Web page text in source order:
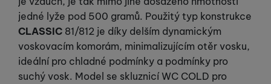
jedné lyže pod 500 gramů. Použitý typ konstrukce
CLASSIC 81/812 je díky delším dynamickým
voskovacím komorám, minimalizujícím otěr vosku,
ideální pro chladné podmínky a podmínky pro
suchý vosk. Model se skluznicí WC COLD pro